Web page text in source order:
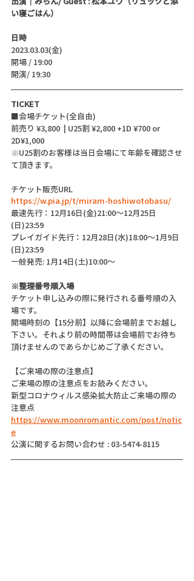
い寝ごはん）
日時
2023.03.03(金)
開場 / 19:00
開演/ 19:30
TICKET
■会場チケット(全自由)
前売り ¥3,800  | U25割 ¥2,800 +1D ¥700 or
2D¥1,000
※U25割のお客様は当日会場にて年齢を確認させ
て頂きます。
チケット販売URL
https://w.pia.jp/t/miram-hoshiwotobasu/
最速先行：12月16日(金)21:00〜12月25日
(日)23:59
プレイガイド先行：12月28日(水)18:00〜1月9日
(日)23:59
一般発売: 1月14日(土)10:00〜
※整理番号順入場
チケット申し込みの際に発行される番号順の入
場です。
開場時刻の【15分前】以降に会場前までお越し
下さい。それより前の時間帯は会場前でお待ち
頂けませんのであらかじめご了承ください。
【ご来場の際の注意点】
ご来場の際の注意点をお読みください。
新型コロナウィルス感染拡大防止ご来場の際の
注意点
https://www.moonromantic.com/post/notic
e
公演に関するお問い合わせ : 03-5474-8115